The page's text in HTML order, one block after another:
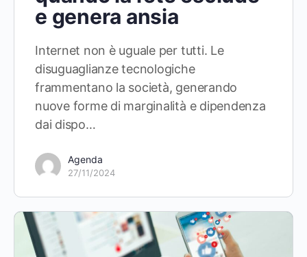
e genera ansia
Internet non è uguale per tutti. Le
disuguaglianze tecnologiche
frammentano la società, generando
nuove forme di marginalità e dipendenza
dai dispo…
Agenda
27/11/2024